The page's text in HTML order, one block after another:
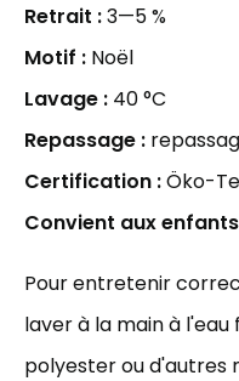
Retrait :3—5 %
Motif : Noël
Lavage : 40 °C
Repassage :
Certification :Öko-
Convient aux
Pour entretenir
laver à la main à
polyester ou d'autres